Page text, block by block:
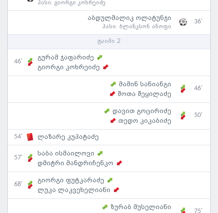
პასი: გიორგი კოხრეიძე
აბდულმალიკ ოლატუნჯი
პასი: ბლანკსონ ანოფი
36'
ტაიმი 2
46'
გურამ ჯაფარიძე
გიორგი კოხრეიძე
მამინ სანიანგი
შოთა შეყილაძე
46'
დავით გოცირიძე
თედო კიკაბიძე
50'
54' ლაზარე კუპატაძე
57'
საბა ისმაილოვი
დმიტრი მანდრიჩენკო
68'
გიორგი ფუტკარაძე
ლუკა ლაკვეხელიანი
ზურაბ მუსელიანი
75'